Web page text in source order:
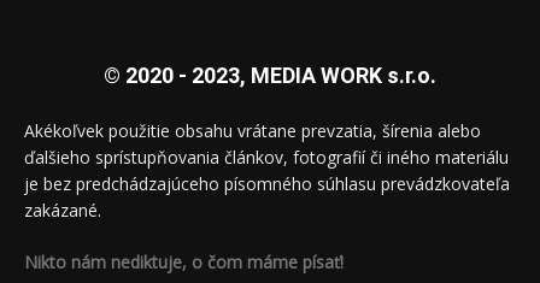
© 2020 - 2023, MEDIA WORK s.r.o.
Akékoľvek použitie obsahu vrátane prevzatia, šírenia alebo
ďalšieho sprístupňovania článkov, fotografií či iného materiálu
je bez predchádzajúceho písomného súhlasu prevádzkovateľa
zakázané.
Nikto nám nediktuje, o čom máme písať!